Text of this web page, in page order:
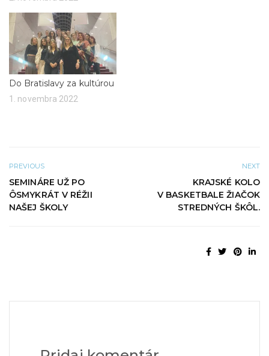
o
a
v
n
o
v
o
m
o
a
v
n
o
v
o
m
o
k
n
e
)
Do Bratislavy za kultúrou
1. novembra 2022
PREVIOUS
SEMINÁRE UŽ PO
ÔSMYKRÁT V RÉŽII
NAŠEJ ŠKOLY
NEXT
KRAJSKÉ KOLO
V BASKETBALE ŽIAČOK
STREDNÝCH ŠKÔL.